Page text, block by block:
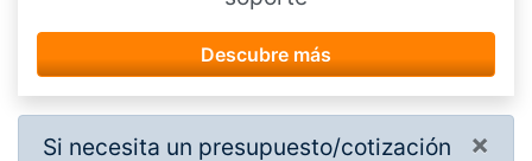
Descubre más
×
Si necesita un presupuesto/cotización